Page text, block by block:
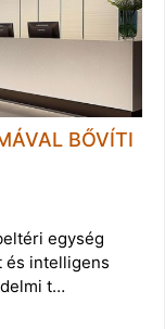
BŐVÍTI
egység
és intelligens
t…